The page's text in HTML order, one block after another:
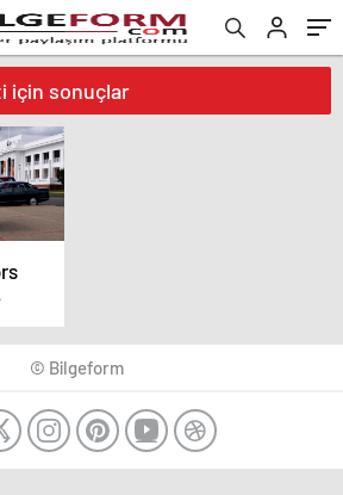
için sonuçlar
© Bilgeform